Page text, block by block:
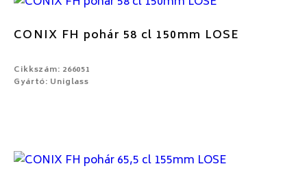
CONIX FH pohár 58 cl 150mm LOSE
Cikkszám: 266051
Gyártó: Uniglass